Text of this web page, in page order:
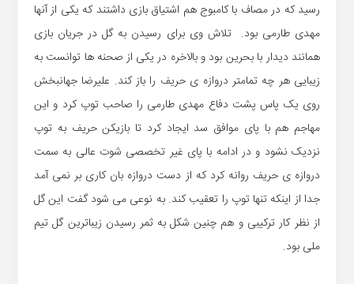
رسید که در مصاف با کامبوج هم اشتیاق بازی داشتند که یکی از آنها
مهدی طارمی بود. تلاش وی برای رسیدن به گل در جریان بازی
همانند دیدار با بحرین بود و بالاخره در یکی از صحنه ها توانست به
زیبایی هر چه تمامتر دروازه ی حریف را باز کند. علیرضا جهانبخش
روی یک پاس پشت دفاع مهدی طارمی را صاحب توپ کرد و این
مهاجم هم با پای موافق سد ایجاد کرد تا بازیکن حریف به توپ
نزدیک نشود و در ادامه با پای غیر تخصصی شوت عالی به سمت
دروازه ی حریف روانه کرد که از دست دروازه بان کاری بر نمی آمد
جدا از اینکه تنها توپ را تعقیب کند. به نوعی می شود گفت این گل
از نظر کار ترکیبی و هم چنین شکل به ثمر رسیدن زیباترین گل تیم
ملی بود.